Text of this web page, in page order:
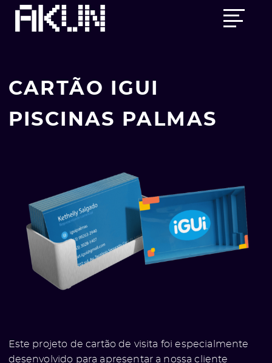
Main
Skip
CARTÃO IGUI
PISCINAS PALMAS
Este projeto de cartão de visita foi especialmente
desenvolvido para apresentar a nossa cliente